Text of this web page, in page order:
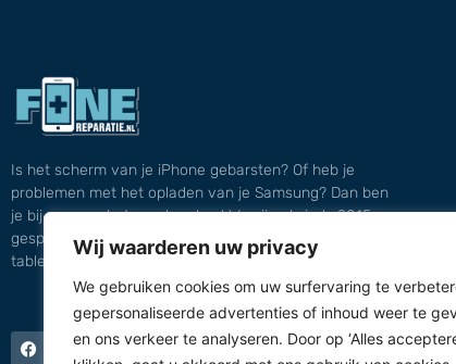
Wij waarderen uw privacy
We gebruiken cookies om uw surfervaring te
gepersonaliseerde advertenties of inhoud weer te
en ons verkeer te analyseren. Door op ‘Alles
Is het scherm van je iPhone gebarsten? Of heb je
problemen met het opladen van je Samsung? Dan ben
je bij ons aan het goede adres! We zijn al sinds 2015
gespecialiseerd in het repareren van smartphones,
tablets en laptops.